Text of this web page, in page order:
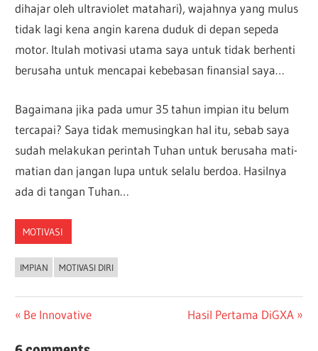
dihajar oleh ultraviolet matahari), wajahnya yang mulus
tidak lagi kena angin karena duduk di depan sepeda
motor. Itulah motivasi utama saya untuk tidak berhenti
berusaha untuk mencapai kebebasan finansial saya…
Bagaimana jika pada umur 35 tahun impian itu belum
tercapai? Saya tidak memusingkan hal itu, sebab saya
sudah melakukan perintah Tuhan untuk berusaha mati-
matian dan jangan lupa untuk selalu berdoa. Hasilnya
ada di tangan Tuhan…
MOTIVASI
IMPIAN MOTIVASI DIRI
Post
navigation
Previous
Be Innovative
Next
Hasil Pertama DiGXA